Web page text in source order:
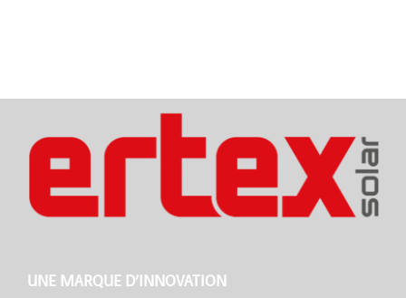
UNE MARQUE D’INNOVATION